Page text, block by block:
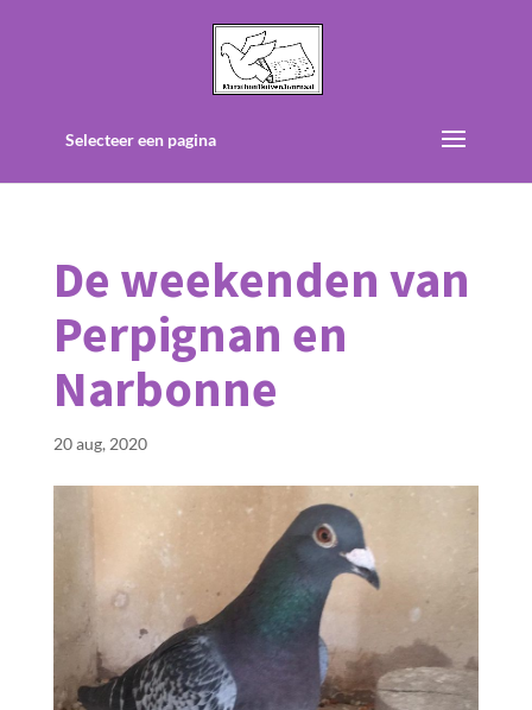
Selecteer een pagina
De weekenden van
Perpignan en
Narbonne
20 aug, 2020